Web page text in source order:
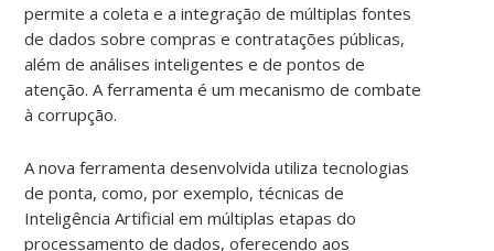
permite a coleta e a integração de múltiplas fontes
de dados sobre compras e contratações públicas,
além de análises inteligentes e de pontos de
atenção. A ferramenta é um mecanismo de combate
à corrupção.
A nova ferramenta desenvolvida utiliza tecnologias
de ponta, como, por exemplo, técnicas de
Inteligência Artificial em múltiplas etapas do
processamento de dados, oferecendo aos